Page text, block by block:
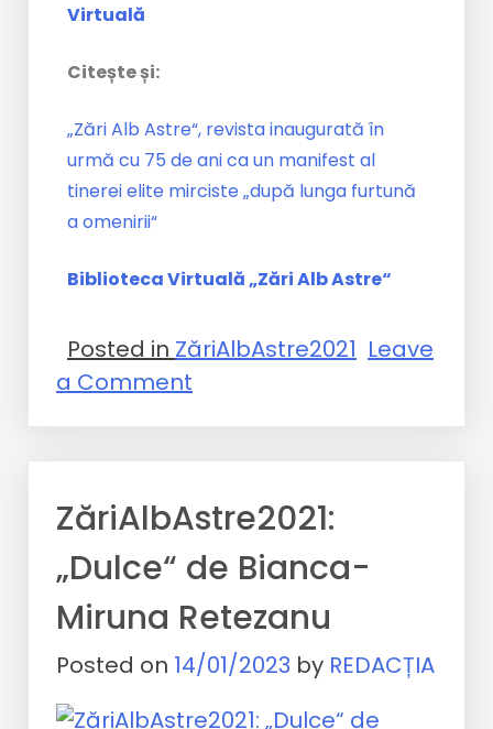
Virtuală
Citește și:
„Zări Alb Astre“, revista inaugurată în
urmă cu 75 de ani ca un manifest al
tinerei elite mirciste „după lunga furtună
a omenirii“
Biblioteca Virtuală „Zări Alb Astre“
Posted in ZăriAlbAstre2021 Leave
a Comment
ZăriAlbAstre2021:
„Dulce“ de Bianca-
Miruna Retezanu
Posted on 14/01/2023 by REDACȚIA